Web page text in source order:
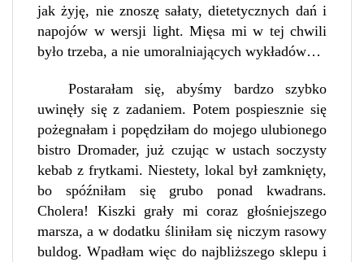
jak żyję, nie znoszę sałaty, dietetycznych dań i
napojów w wersji light. Mięsa mi w tej chwili
było trzeba, a nie umoralniających wykładów…
Postarałam się, abyśmy bardzo szybko
uwinęły się z zadaniem. Potem pospiesznie się
pożegnałam i popędziłam do mojego ulubionego
bistro Dromader, już czując w ustach soczysty
kebab z frytkami. Niestety, lokal był zamknięty,
bo spóźniłam się grubo ponad kwadrans.
Cholera! Kiszki grały mi coraz głośniejszego
marsza, a w dodatku śliniłam się niczym rasowy
buldog. Wpadłam więc do najbliższego sklepu i